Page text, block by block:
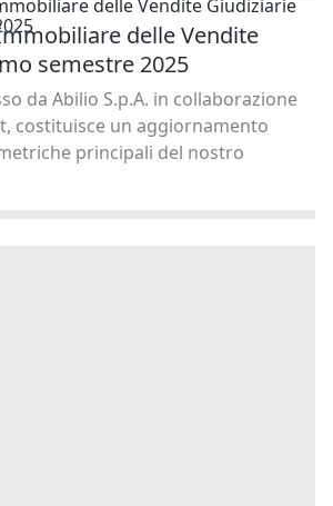
delle Vendite
semestre 2025
da Abilio S.p.A. in collaborazione
costituisce un aggiornamento
principali del nostro